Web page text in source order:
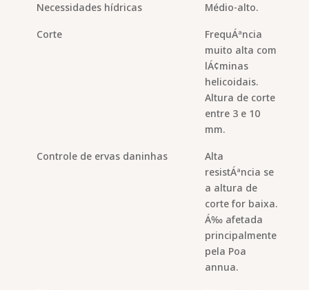
Necessidades hídricas Médio-alto.
Corte
FrequÁªncia
muito alta com
lÁ¢minas
helicoidais.
Altura de corte
entre 3 e 10
mm.
Controle de ervas daninhas
Alta
resistÁªncia se
a altura de
corte for baixa.
Á‰ afetada
principalmente
pela Poa
annua.